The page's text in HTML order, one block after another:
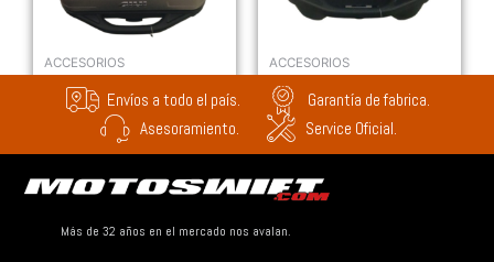
ACCESORIOS
Baúl GIVI Top Case
Traffic Monoblock 28
ACCESORIOS
Baúl GIVI Top Case
Traffic Monoblock 33
Litros
Envíos a todo el país.
Garantía de fabrica.
Asesoramiento.
Service Oficial.
Más de 32 años en el mercado nos avalan.